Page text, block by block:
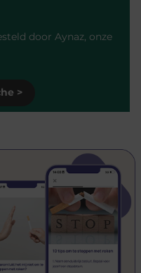
door Aynaz, onze
>